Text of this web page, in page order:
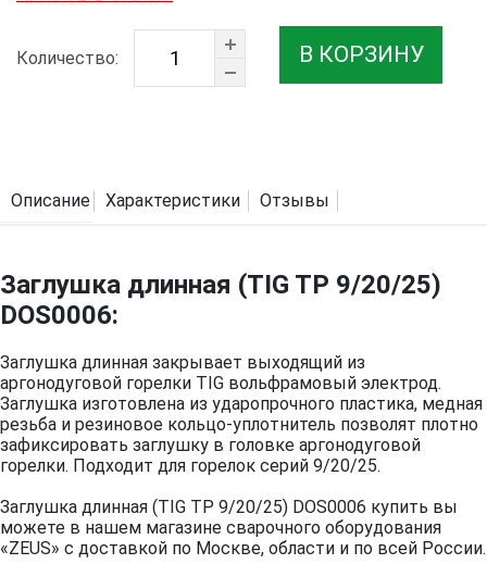
Количество: В КОРЗИНУ
Описание Характеристики Отзывы
Заглушка длинная (TIG TP 9/20/25)
DOS0006:
Заглушка длинная закрывает выходящий из
аргонодуговой горелки TIG вольфрамовый электрод.
Заглушка изготовлена из ударопрочного пластика, медная
резьба и резиновое кольцо-уплотнитель позволят плотно
зафиксировать заглушку в головке аргонодуговой
горелки. Подходит для горелок серий 9/20/25.
Заглушка длинная (TIG TP 9/20/25) DOS0006 купить вы
можете в нашем магазине сварочного оборудования
«ZEUS» с доставкой по Москве, области и по всей России.